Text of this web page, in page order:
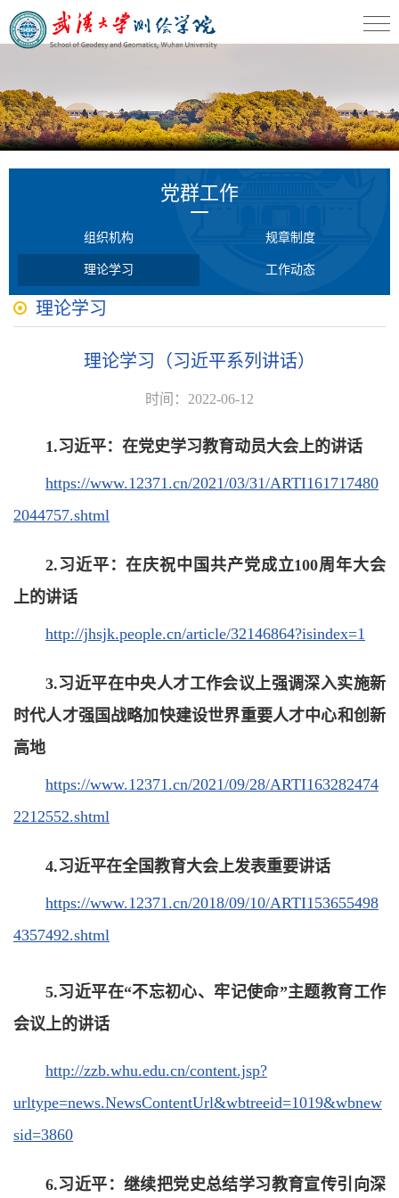
党群工作
组织机构 规章制度
理论学习 工作动态
理论学习
理论学习（习近平系列讲话）
时间：2022-06-12
1.习近平：在党史学习教育动员大会上的讲话
https://www.12371.cn/2021/03/31/ARTI161717480
2044757.shtml
2. 习近平：在庆祝中国共产党成立100周年大会
上的讲话
http://jhsjk.people.cn/article/32146864?isindex=1
3.习近平在中央人才工作会议上强调深入实施新
时代人才强国战略加快建设世界重要人才中心和创新
高地
https://www.12371.cn/2021/09/28/ARTI163282474
2212552.shtml
4.习近平在全国教育大会上发表重要讲话
https://www.12371.cn/2018/09/10/ARTI153655498
4357492.shtml
5.习近平在“不忘初心、牢记使命”主题教育工作
会议上的讲话
http://zzb.whu.edu.cn/content.jsp?
urltype=news.NewsContentUrl&wbtreeid=1019&wbnew
sid=3860
6.习近平：继续把党史总结学习教育宣传引向深